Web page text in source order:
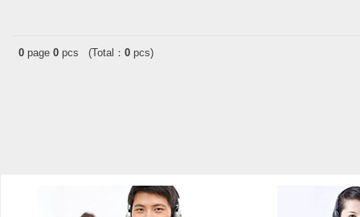
0 page 0 pcs (Total： 0 pcs)